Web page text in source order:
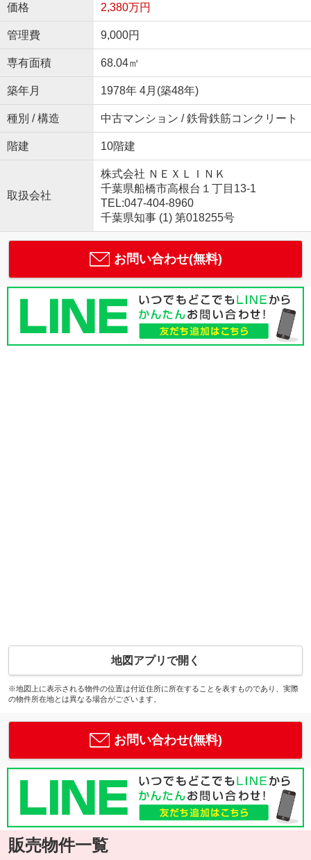
価格 2,380万円
管理費 9,000円
専有面積 68.04㎡
築年月 1978年 4月(築48年)
種別 / 構造 中古マンション / 鉄骨鉄筋コンクリート
階建 10階建
取扱会社
株式会社 ＮＥＸＬＩＮＫ
千葉県船橋市高根台１丁目13-1
TEL:047-404-8960
千葉県知事 (1) 第018255号
お問い合わせ(無料)
地図アプリで開く
※地図上に表示される物件の位置は付近住所に所在することを表すものであり、実際
の物件所在地とは異なる場合がございます。
お問い合わせ(無料)
販売物件一覧